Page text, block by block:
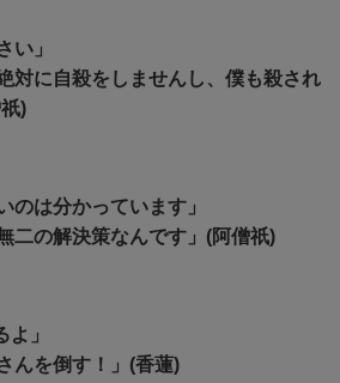
い」
対に自殺をしませんし、僕も殺され
)
のは分かっています」
二の解決策なんです」(阿僧祇)
よ」
んを倒す！」(香蓮)